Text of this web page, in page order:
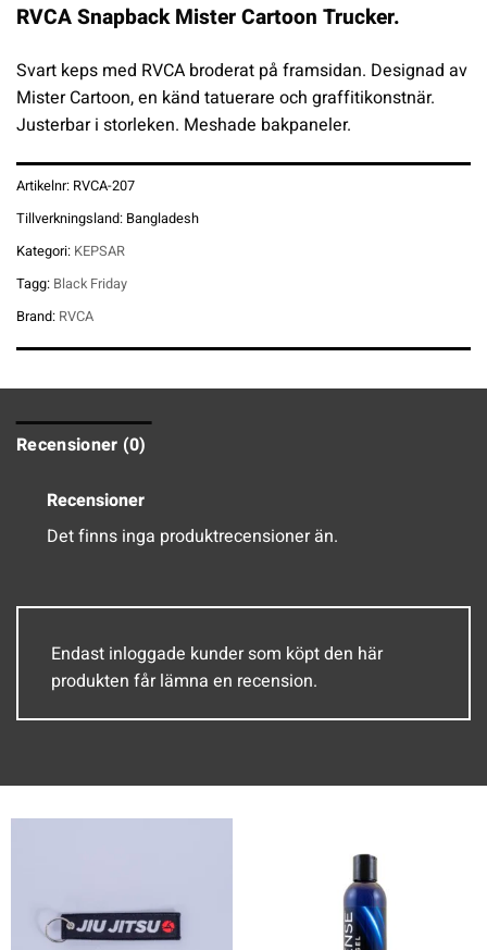
RVCA Snapback Mister Cartoon Trucker.
Svart keps med RVCA broderat på framsidan. Designad av
Mister Cartoon, en känd tatuerare och graffitikonstnär.
Justerbar i storleken. Meshade bakpaneler.
Artikelnr: RVCA-207
Tillverkningsland: Bangladesh
Kategori: KEPSAR
Tagg: Black Friday
Brand: RVCA
Recensioner (0)
Recensioner
Det finns inga produktrecensioner än.
Endast inloggade kunder som köpt den här
produkten får lämna en recension.